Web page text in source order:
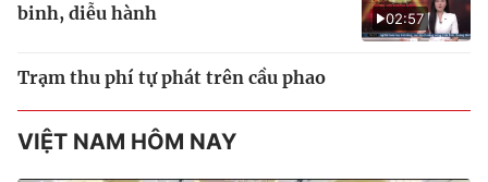
02:57
binh, diễu hành
Trạm thu phí tự phát trên cầu phao
VIỆT NAM HÔM NAY